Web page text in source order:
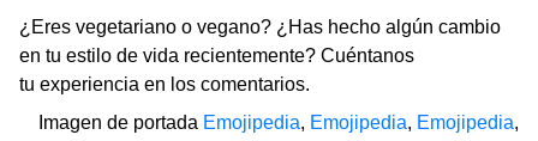
¿Eres vegetariano o vegano? ¿Has hecho algún cambio
en tu estilo de vida recientemente? Cuéntanos
tu experiencia en los comentarios.
Imagen de portada Emojipedia, Emojipedia, Emojipedia,